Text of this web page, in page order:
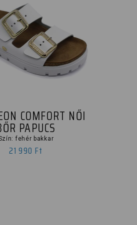
COMFORT NŐI
PAPUCS
fehér bakkar
21 990 Ft